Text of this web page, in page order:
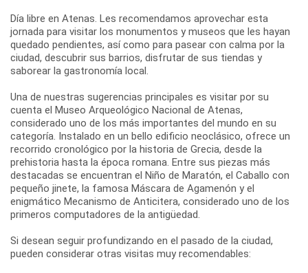
Día libre en Atenas. Les recomendamos aprovechar esta
jornada para visitar los monumentos y museos que les hayan
quedado pendientes, así como para pasear con calma por la
ciudad, descubrir sus barrios, disfrutar de sus tiendas y
saborear la gastronomía local.
Una de nuestras sugerencias principales es visitar por su
cuenta el Museo Arqueológico Nacional de Atenas,
considerado uno de los más importantes del mundo en su
categoría. Instalado en un bello edificio neoclásico, ofrece un
recorrido cronológico por la historia de Grecia, desde la
prehistoria hasta la época romana. Entre sus piezas más
destacadas se encuentran el Niño de Maratón, el Caballo con
pequeño jinete, la famosa Máscara de Agamenón y el
enigmático Mecanismo de Anticitera, considerado uno de los
primeros computadores de la antigüedad.
Si desean seguir profundizando en el pasado de la ciudad,
pueden considerar otras visitas muy recomendables: